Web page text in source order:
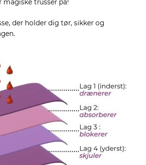
magiske trusser på!
der holder dig tør, sikker og